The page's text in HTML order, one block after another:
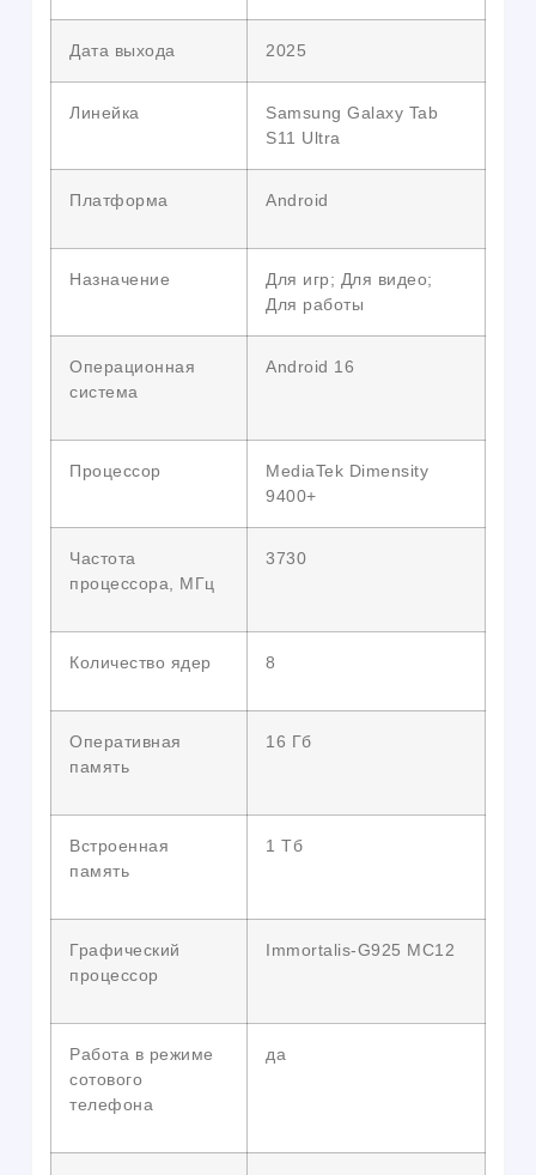
Дата выхода 2025
Линейка
Samsung Galaxy Tab
S11 Ultra
Платформа Android
Назначение
Для игр; Для видео;
Для работы
Операционная
система
Android 16
Процессор
MediaTek Dimensity
9400+
Частота
процессора, МГц
3730
Количество ядер 8
Оперативная
память
16 Гб
Встроенная
память
1 Тб
Графический
процессор
Immortalis-G925 MC12
Работа в режиме
сотового
телефона
да